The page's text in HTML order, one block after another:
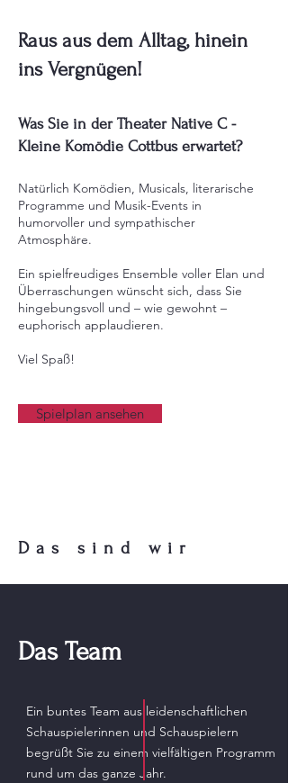
Raus aus dem Alltag, hinein
ins Vergnügen!
Was Sie in der Theater Native C -
Kleine Komödie Cottbus erwartet?
Natürlich Komödien, Musicals, literarische
Programme und Musik-Events in
humorvoller und sympathischer
Atmosphäre.
Ein spielfreudiges Ensemble voller Elan und
Überraschungen wünscht sich, dass Sie
hingebungsvoll und – wie gewohnt –
euphorisch applaudieren.
Viel Spaß!
Spielplan ansehen
Das sind wir
Das Team
Ein buntes Team aus leidenschaftlichen
Schauspielerinnen und Schauspielern
begrüßt Sie zu einem vielfältigen Programm
rund um das ganze Jahr.